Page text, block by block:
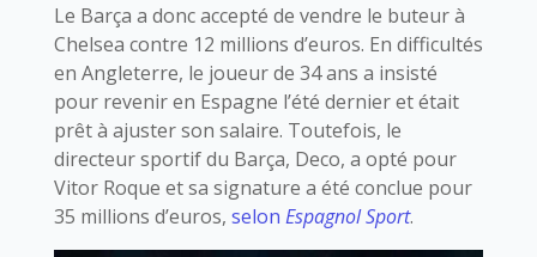
Le Barça a donc accepté de vendre le buteur à
Chelsea contre 12 millions d’euros. En difficultés
en Angleterre, le joueur de 34 ans a insisté
pour revenir en Espagne l’été dernier et était
prêt à ajuster son salaire. Toutefois, le
directeur sportif du Barça, Deco, a opté pour
Vitor Roque et sa signature a été conclue pour
35 millions d’euros, selon Espagnol Sport.